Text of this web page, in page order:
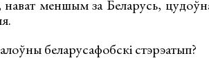
меншым за Беларусь,
беларусафобскі стэрэатып?